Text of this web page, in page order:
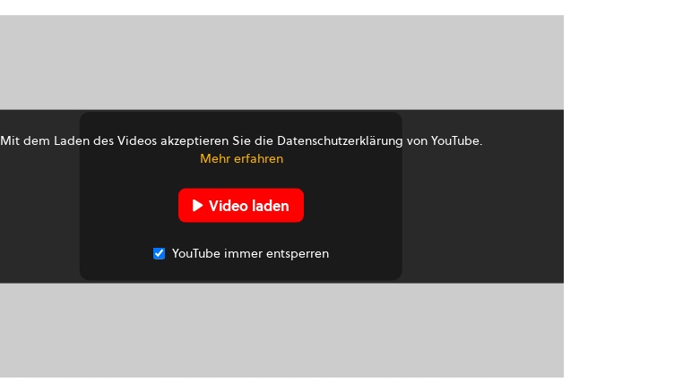
Mit dem Laden des Videos akzeptieren Sie die Datenschutzerklärung von YouTube.
Mehr erfahren
Video laden
YouTube immer entsperren